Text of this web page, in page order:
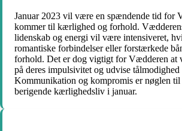
Januar 2023 vil være en spændende tid for
kommer til kærlighed og forhold.
lidenskab og energi vil være intensiveret,
romantiske forbindelser eller forstærkede
forhold. Det er dog vigtigt for Vædderen at
på deres impulsivitet og udvise tålmodighed
Kommunikation og kompromis er nøglen til
berigende kærlighedsliv i januar.